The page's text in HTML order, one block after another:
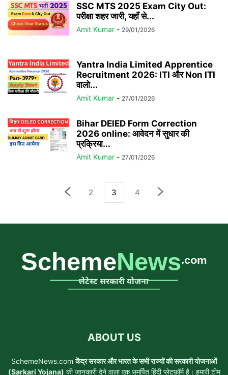
SSC MTS 2025 Exam City Out:
परीक्षा शहर जारी, यहाँ से...
Amit Kumar - 29/01/2026
Yantra India Limited Apprentice
Recruitment 2026: ITI और Non ITI
वालो...
Amit Kumar - 27/01/2026
Bihar DElED Form Correction
2026 online: आवेदन में सुधार की
प्रक्रिया...
Amit Kumar - 27/01/2026
2 3 4
ABOUT US
SchemeNews.comकेंद्र सरकार और भारत के सभी राज्यों की सरकारी योजनाओं
(Sarkari Yojana) की जानकारी देने वाला एक समर्पित हिंदी प्लेटफ़ॉर्म है। हमारी टीम